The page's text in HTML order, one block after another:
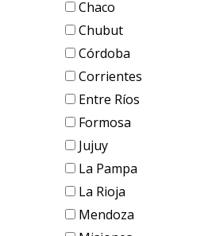
Chaco
Chubut
Córdoba
Corrientes
Entre Ríos
Formosa
Jujuy
La Pampa
La Rioja
Mendoza